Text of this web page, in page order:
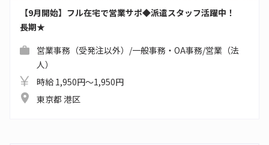
【9月開始】フル在宅で営業サポ◆派遣スタッフ活躍中！
長期★
営業事務（受発注以外）/一般事務・OA事務/営業（法
人）
時給 1,950円～1,950円
東京都 港区